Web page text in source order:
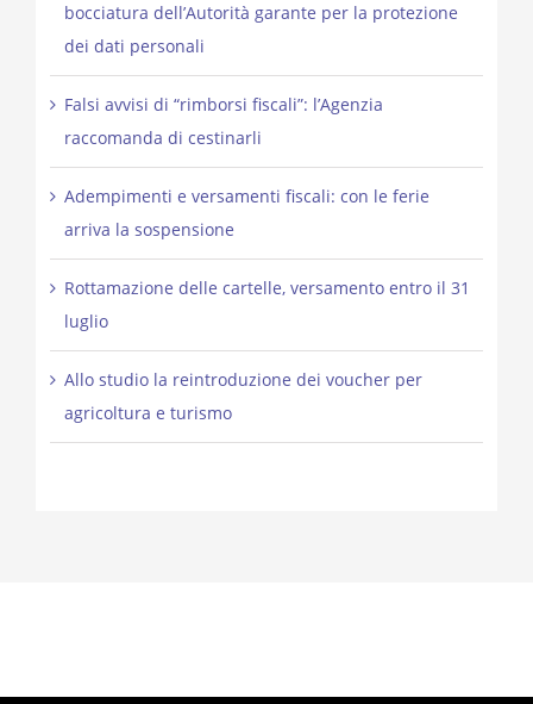
bocciatura dell’Autorità garante per la protezione
dei dati personali
Falsi avvisi di “rimborsi fiscali”: l’Agenzia
raccomanda di cestinarli
Adempimenti e versamenti fiscali: con le ferie
arriva la sospensione
Rottamazione delle cartelle, versamento entro il 31
luglio
Allo studio la reintroduzione dei voucher per
agricoltura e turismo